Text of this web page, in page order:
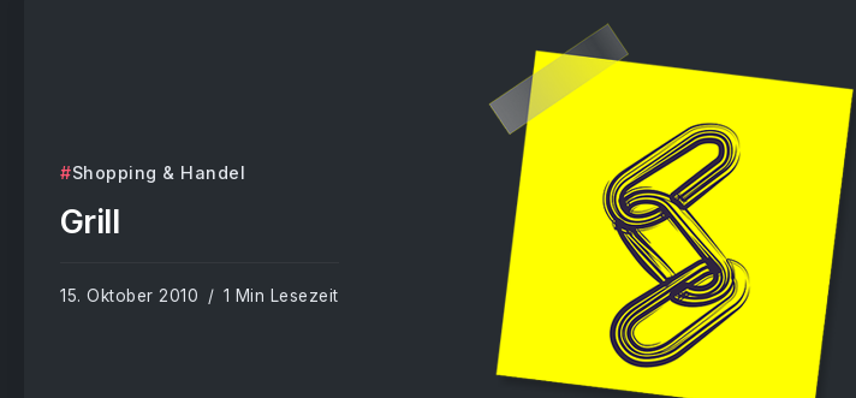
Shopping & Handel
Grill
15. Oktober 2010 1 Min Lesezeit